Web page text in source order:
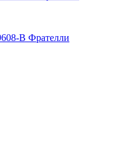
В Фрателли